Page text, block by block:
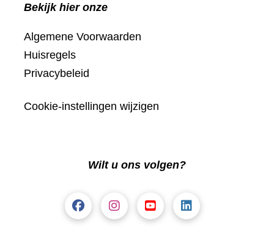
Bekijk hier onze
Algemene Voorwaarden
Huisregels
Privacybeleid
Cookie-instellingen wijzigen
Wilt u ons volgen?